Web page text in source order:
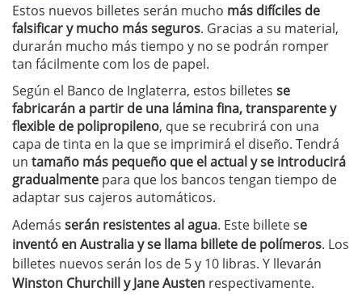
Estos nuevos billetes serán mucho más difíciles de
falsificar y mucho más seguros. Gracias a su material,
durarán mucho más tiempo y no se podrán romper
tan fácilmente com los de papel.
Según el Banco de Inglaterra, estos billetes se
fabricarán a partir de una lámina fina, transparente y
flexible de polipropileno, que se recubrirá con una
capa de tinta en la que se imprimirá el diseño. Tendrá
un tamaño más pequeño que el actual y se introducirá
gradualmente para que los bancos tengan tiempo de
adaptar sus cajeros automáticos.
Además serán resistentes al agua. Este billete se
inventó en Australia y se llama billete de polímeros. Los
billetes nuevos serán los de 5 y 10 libras. Y llevarán
Winston Churchill y Jane Austen respectivamente.